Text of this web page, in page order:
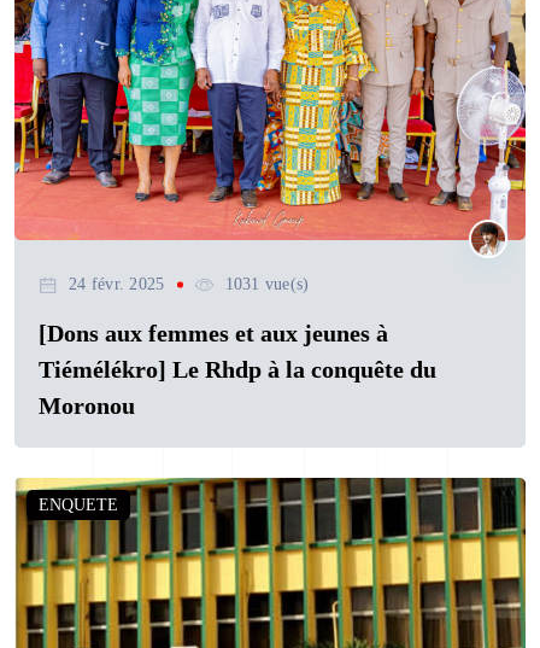
24 févr. 2025 1031 vue(s)
[Dons aux femmes et aux jeunes à
Tiémélékro] Le Rhdp à la conquête du
Moronou
ENQUETE